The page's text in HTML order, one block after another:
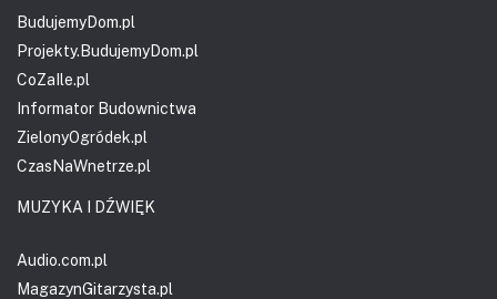
BudujemyDom.pl
Projekty.BudujemyDom.pl
CoZaIle.pl
Informator Budownictwa
ZielonyOgródek.pl
CzasNaWnetrze.pl
MUZYKA I DŹWIĘK
Audio.com.pl
MagazynGitarzysta.pl